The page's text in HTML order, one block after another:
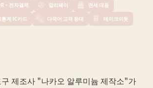
・전자결제 알리페이
면세 대응
통계 IC카드 다국어 고객 응대
테이크아웃
제조사 "나카오 알루미늄 제작소"가